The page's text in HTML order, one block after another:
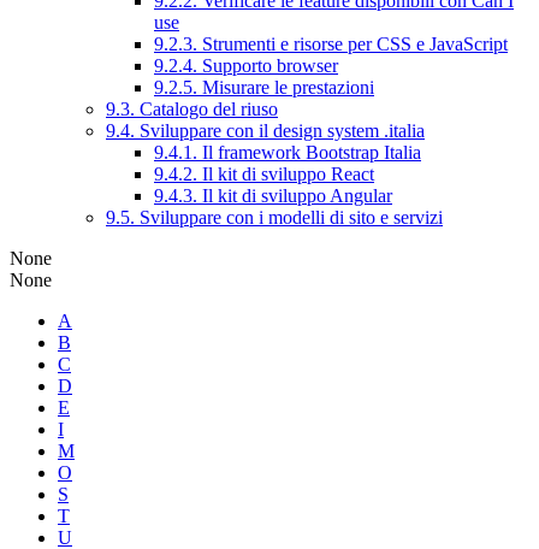
use
9.2.3. Strumenti e risorse per CSS e JavaScript
9.2.4. Supporto browser
9.2.5. Misurare le prestazioni
9.3. Catalogo del riuso
9.4. Sviluppare con il design system .italia
9.4.1. Il framework Bootstrap Italia
9.4.2. Il kit di sviluppo React
9.4.3. Il kit di sviluppo Angular
9.5. Sviluppare con i modelli di sito e servizi
None
None
A
B
C
D
E
I
M
O
S
T
U